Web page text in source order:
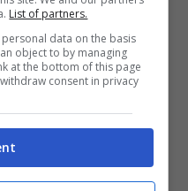
List of partners.
data on the basis
object to by managing
at the bottom of this page
consent in privacy